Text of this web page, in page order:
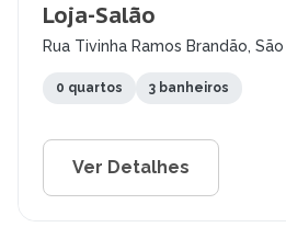
Loja-Salão
Rua Tivinha Ramos Brandão,
0 quartos 3 banheiros
Ver Detalhes